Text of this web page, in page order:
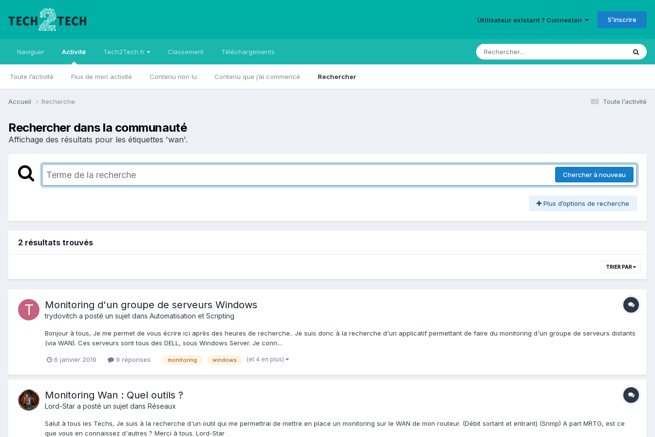
Utilisateur existant ? Connexion S’inscrire
Naviguer Activité
Toute l’activité Flux de mon activité Contenu non lu Contenu que j’ai commencé Rechercher
Tech2Tech.fr Classement Téléchargements
Toute l’activité
Accueil Recherche
Rechercher dans la communauté
Affichage des résultats pour les étiquettes 'wan'.
Chercher à nouveau
Plus d’options de recherche
2 résultats trouvés
TRIER PAR
Monitoring d'un groupe de serveurs Windows
trydovitch a posté un sujet dans Automatisation et Scripting
Bonjour à tous, Je me permet de vous écrire ici après des heures de recherche.. Je suis donc à la recherche d'un applicatif permettant de faire du monitoring d'un groupe de serveurs distants
(via WAN). Ces serveurs sont tous des DELL, sous Windows Server. Je conn...
6 janvier 2019 9 réponses monitoring windows (et 4 en plus)
Monitoring Wan : Quel outils ?
Lord-Star a posté un sujet dans Réseaux
Salut à tous les Techs, Je suis à la recherche d'un outil qui me permettrai de mettre en place un monitoring sur le WAN de mon routeur. (Débit sortant et entrant) (Snmp) A part MRTG, est ce
que vous en connaissez d'autres ? Merci à tous. Lord-Star